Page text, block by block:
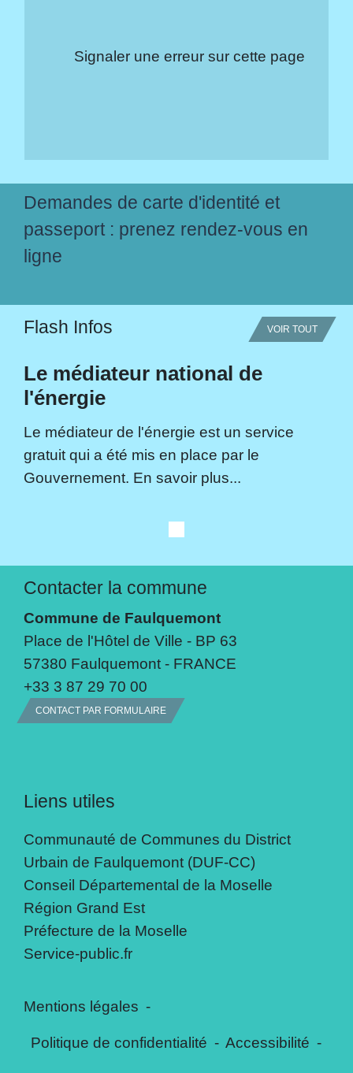
Signaler une erreur sur cette page
Demandes de carte d'identité et
passeport : prenez rendez-vous en
ligne
Flash Infos VOIR TOUT
Le médiateur national de
l'énergie
Le médiateur de l'énergie est un service
gratuit qui a été mis en place par le
Gouvernement. En savoir plus...
Contacter la commune
Commune de Faulquemont
Place de l'Hôtel de Ville - BP 63
57380 Faulquemont - FRANCE
+33 3 87 29 70 00
CONTACT PAR FORMULAIRE
Liens utiles
Communauté de Communes du District
Urbain de Faulquemont (DUF-CC)
Conseil Départemental de la Moselle
Région Grand Est
Préfecture de la Moselle
Service-public.fr
Mentions légales -
Politique de confidentialité - Accessibilité -